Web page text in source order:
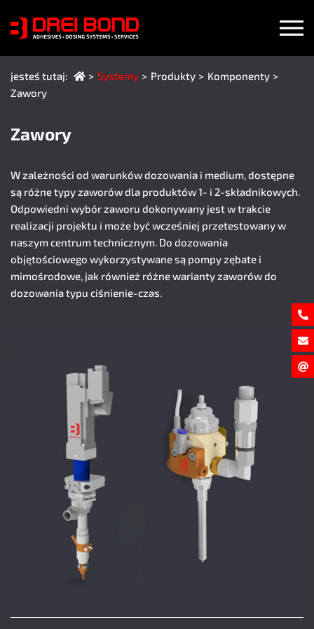
jesteś tutaj: Systemy Produkty
Komponenty
Zawory(Bieżąca strona)
Zawory
W zależności od warunków dozowania i medium, dostępne
są różne typy zaworów dla produktów 1- i 2-składnikowych.
Odpowiedni wybór zaworu dokonywany jest w trakcie
realizacji projektu i może być wcześniej przetestowany w
naszym centrum technicznym. Do dozowania
objętościowego wykorzystywane są pompy zębate i
mimośrodowe, jak również różne warianty zaworów do
dozowania typu ciśnienie-czas.